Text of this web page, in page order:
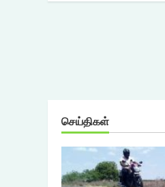
செய்திகள்